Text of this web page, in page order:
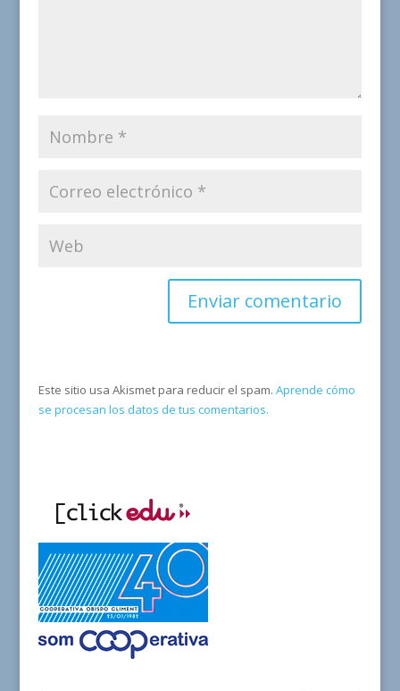
Este sitio usa Akismet para reducir el spam. Aprende cómo
se procesan los datos de tus comentarios.